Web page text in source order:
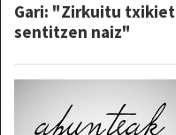
Gari: "Zirkuitu
sentitzen naiz"